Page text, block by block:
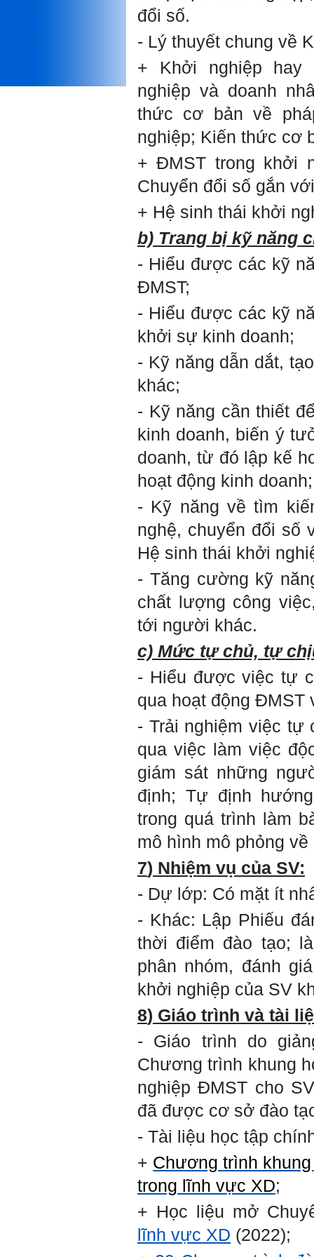
đổi số.
- Lý thuyết chung về
+ Khởi nghiệp hay
nghiệp và doanh
thức cơ bản về
nghiệp; Kiến thức cơ
+ ĐMST trong khởi
Chuyển đổi số gắn
+ Hệ sinh thái khởi
b) Trang bị kỹ năng
- Hiểu được các kỹ
ĐMST;
- Hiểu được các kỹ
khởi sự kinh doanh;
- Kỹ năng dẫn dắt,
khác;
- Kỹ năng cần thiết
kinh doanh, biến ý
doanh, từ đó lập kế
hoạt động kinh doanh;
- Kỹ năng về tìm
nghệ, chuyển đổi số
Hệ sinh thái khởi
- Tăng cường kỹ
chất lượng công
tới người khác.
c) Mức tự chủ, tự
- Hiểu được việc tự
qua hoạt động ĐMST
- Trải nghiệm việc tự
qua việc làm việc
giám sát những
định; Tự định
trong quá trình làm
mô hình mô phỏng
7) Nhiệm vụ của SV:
- Dự lớp: Có mặt ít
- Khác: Lập Phiếu
thời điểm đào tạo;
phân nhóm, đánh
khởi nghiệp của SV
8) Giáo trình và tài
- Giáo trình do
Chương trình khung
nghiệp ĐMST cho
đã được cơ sở đào
- Tài liệu học tập
+ Chương trình
trong lĩnh vực XD;
+ Học liệu mở
lĩnh vực XD (2022);